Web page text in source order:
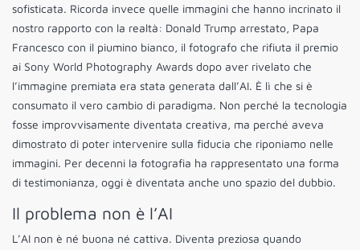
sofisticata. Ricorda invece quelle immagini che hanno incrinato il
nostro rapporto con la realtà: Donald Trump arrestato, Papa
Francesco con il piumino bianco, il fotografo che rifiuta il premio
ai Sony World Photography Awards dopo aver rivelato che
l’immagine premiata era stata generata dall’AI. È lì che si è
consumato il vero cambio di paradigma. Non perché la tecnologia
fosse improvvisamente diventata creativa, ma perché aveva
dimostrato di poter intervenire sulla fiducia che riponiamo nelle
immagini. Per decenni la fotografia ha rappresentato una forma
di testimonianza, oggi è diventata anche uno spazio del dubbio.
Il problema non è l’AI
L’AI non è né buona né cattiva. Diventa preziosa quando